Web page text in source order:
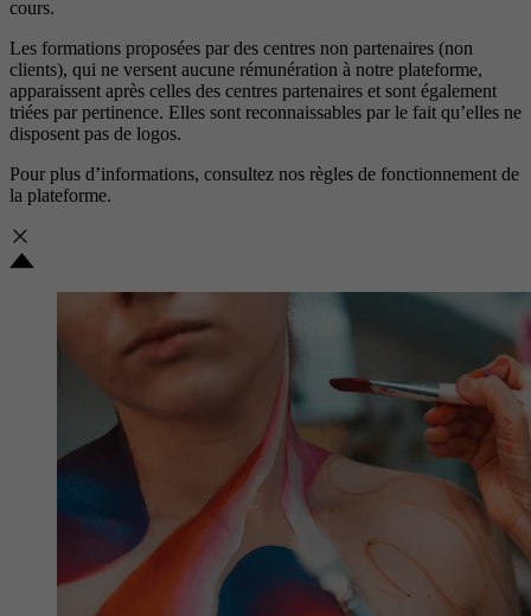
cours.
Les formations proposées par des centres non partenaires (non
clients), qui ne versent aucune rémunération à notre plateforme,
apparaissent après celles des centres partenaires et sont également
triées par pertinence. Elles sont reconnaissables par le fait qu’elles ne
disposent pas de logos.
Pour plus d’informations, consultez nos règles de fonctionnement de
la plateforme.